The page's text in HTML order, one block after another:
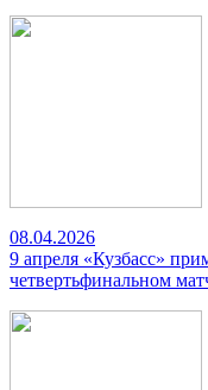
08.04.2026
9 апреля «Кузбасс»
четвертьфинальном